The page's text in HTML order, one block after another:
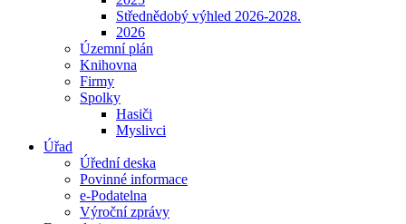
Střednědobý výhled 2026-2028.
2026
Územní plán
Knihovna
Firmy
Spolky
Hasiči
Myslivci
Úřad
Úřední deska
Povinné informace
e-Podatelna
Výroční zprávy